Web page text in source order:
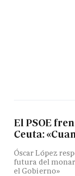
El PSOE
Ceuta:
Óscar López
futura del
el Gobierno»